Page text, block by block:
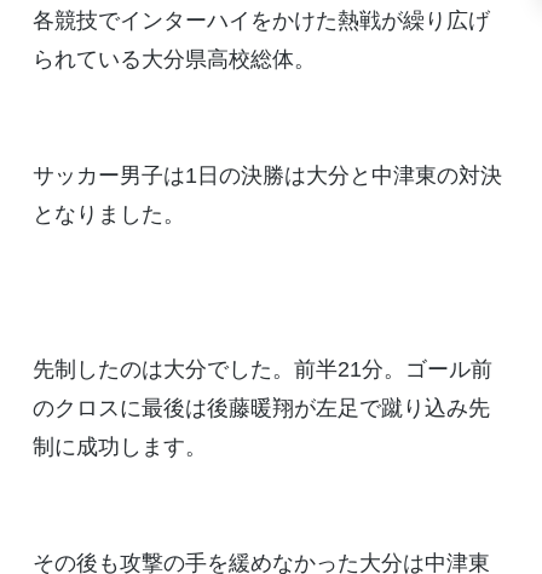
各競技でインターハイをかけた熱戦が繰り広げ
られている大分県高校総体。
サッカー男子は1日の決勝は大分と中津東の対決
となりました。
先制したのは大分でした。前半21分。ゴール前
のクロスに最後は後藤暖翔が左足で蹴り込み先
制に成功します。
その後も攻撃の手を緩めなかった大分は中津東